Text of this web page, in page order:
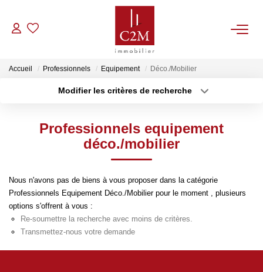
CONTACT
ESTIMATION
BIENS VENDUS
Accueil Professionnels Equipement Déco./Mobilier
Modifier les critères de recherche
Budget max
Professionnels equipement
déco./mobilier
Nous n'avons pas de biens à vous proposer dans la catégorie
Professionnels Equipement Déco./Mobilier pour le moment , plusieurs
options s'offrent à vous :
Re-soumettre la recherche avec moins de critères.
Transmettez-nous votre demande